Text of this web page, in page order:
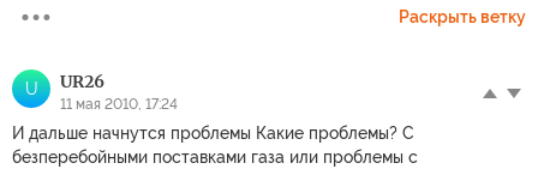
Раскрыть ветку
U UR26
11 мая 2010, 17:24
И дальше начнутся проблемы Какие проблемы? С
безперебойными поставками газа или проблемы с